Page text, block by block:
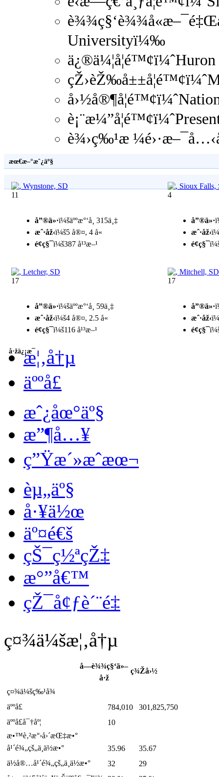
Universityï¼‰
è¾›ç‰¹æ
æœ€æ–°æˆ¿äº§
11
å”®ä»·ï¼šäººæ°‘å¸ 315ä¸‡
æˆ·åž‹ï¼š5 å®¤, 4 å«
é¢ç§¯ï¼š387 å¹³æ–¹
4
å”®ä»·
æˆ·åž‹
é¢ç§¯
17
å”®ä»·ï¼šäººæ°‘å¸ 59ä¸‡
æˆ·åž‹ï¼š4 å®¤, 2.5 å«
é¢ç§¯ï¼š116 å¹³æ–¹
17
å”®ä»·
æˆ·åž‹
é¢ç§¯
å·žä¿¡æ¯æ¦‚å†µ
äººå£
æˆ¿åœ°äº§
æ”¶å…¥
ç”Ÿæ´»æˆæœ¬
èµ„äº§
å·¥ä½œ
äº¤é€š
çŠ¯ç½ªçŽ‡
æ°”å€™
çŽ¯å¢ƒè´¨é‡
ç¤¾ä¼šæ¦‚å†µ
å—è¾¾ç§‘ä»–
å·ž
ç¾Žå›½
ç¤¾ä¼šç‰¹å¾
äººå£
784,010
301,825,750
äººå£å¯†åº¦
10
æ•™è‚²æ°›å›´æŒ‡æ•°
å¹´é¾„çš„ä¸­ä½æ•°
35.96
35.67
ä½å®…å¹´é¾„çš„ä¸­ä½æ•°
32
29